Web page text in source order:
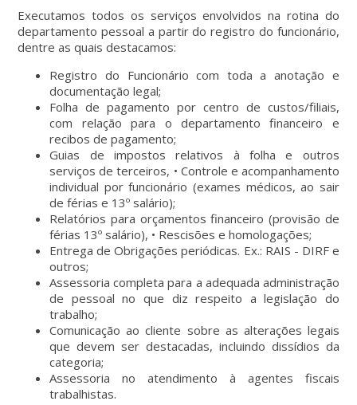
Executamos todos os serviços envolvidos na rotina do
departamento pessoal a partir do registro do funcionário,
dentre as quais destacamos:
Registro do Funcionário com toda a anotação e
documentação legal;
Folha de pagamento por centro de custos/filiais,
com relação para o departamento financeiro e
recibos de pagamento;
Guias de impostos relativos à folha e outros
serviços de terceiros, • Controle e acompanhamento
individual por funcionário (exames médicos, ao sair
de férias e 13º salário);
Relatórios para orçamentos financeiro (provisão de
férias 13º salário), • Rescisões e homologações;
Entrega de Obrigações periódicas. Ex.: RAIS - DIRF e
outros;
Assessoria completa para a adequada administração
de pessoal no que diz respeito a legislação do
trabalho;
Comunicação ao cliente sobre as alterações legais
que devem ser destacadas, incluindo dissídios da
categoria;
Assessoria no atendimento à agentes fiscais
trabalhistas.